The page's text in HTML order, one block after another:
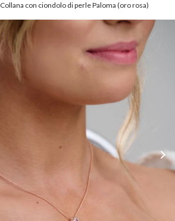
Collana con ciondolo di perle Paloma (oro rosa)